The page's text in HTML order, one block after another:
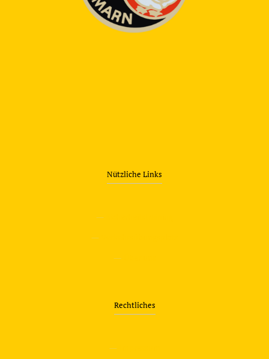
Nützliche Links
—
—
—
Rechtliches
—